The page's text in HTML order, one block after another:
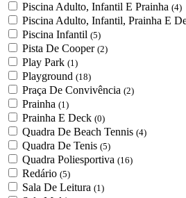
Piscina Adulto, Infantil E Prainha (4)
Piscina Adulto, Infantil, Prainha E
Piscina Infantil (5)
Pista De Cooper (2)
Play Park (1)
Playground (18)
Praça De Convivência (2)
Prainha (1)
Prainha E Deck (0)
Quadra De Beach Tennis (4)
Quadra De Tenis (5)
Quadra Poliesportiva (16)
Redário (5)
Sala De Leitura (1)